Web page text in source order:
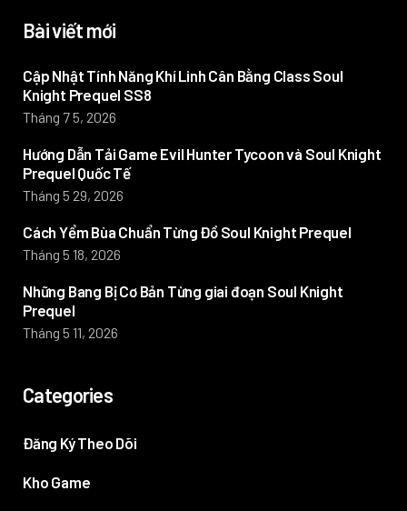
Bài viết mới
Cập Nhật Tính Năng Khí Linh Cân Bằng Class Soul
Knight Prequel SS8
Tháng 7 5, 2026
Hướng Dẫn Tải Game Evil Hunter Tycoon và Soul Knight
Prequel Quốc Tế
Tháng 5 29, 2026
Cách Yểm Bùa Chuẩn Từng Đồ Soul Knight Prequel
Tháng 5 18, 2026
Những Bang Bị Cơ Bản Từng giai đoạn Soul Knight
Prequel
Tháng 5 11, 2026
Categories
Đăng Ký Theo Dõi
Kho Game